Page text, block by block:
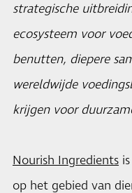
strategische
ecosysteem voor
benutten, diepere
wereldwijde
krijgen voor
Nourish Ingredients
op het gebied van